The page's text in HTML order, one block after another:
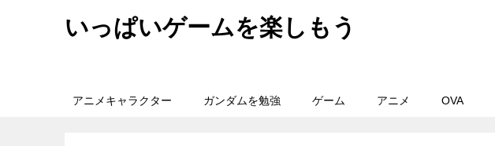
いっぱいゲームを楽しもう
アニメキャラクター ガンダムを勉強 ゲーム アニメ OVA